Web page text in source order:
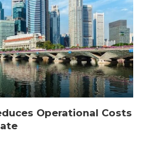
Operational Costs